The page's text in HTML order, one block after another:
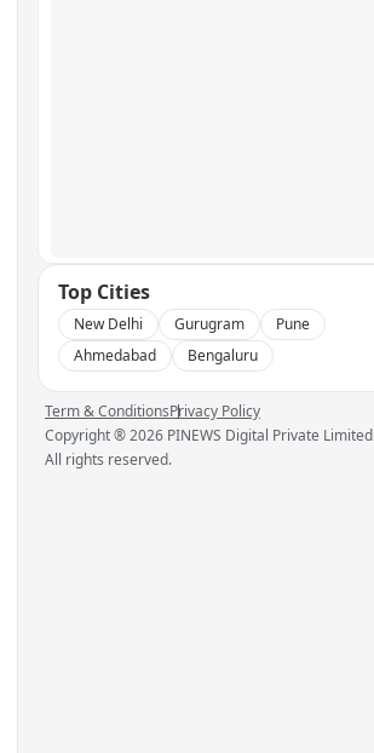
Top Cities
New Delhi Gurugram
Pune
Ahmedabad
Bengaluru
Term & ConditionsPrivacy Policy
Copyright ®2026 PINEWS Digital Private Limited
All rights reserved.